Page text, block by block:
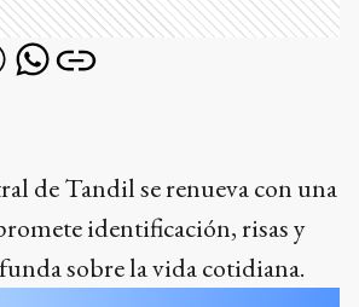
de Tandil se renueva con una
identificación, risas y
sobre la vida cotidiana.